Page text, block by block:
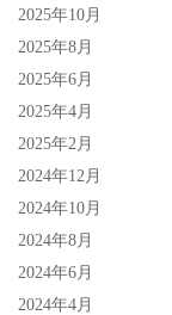
样的新神乳，吸
相提并论的⋯
再加上三上悠亜
2020年最好的作
2025年10月
2025年8月
2025年6月
2025年4月
2025年2月
2024年12月
2024年10月
2024年8月
2024年6月
2024年4月